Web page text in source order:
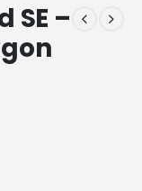
SE –